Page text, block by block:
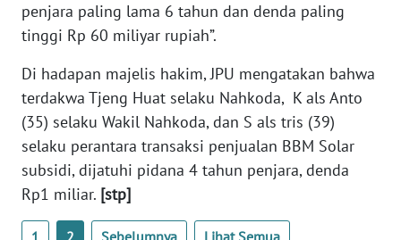
penjara paling lama 6 tahun dan denda paling
tinggi Rp 60 miliyar rupiah”.
Di hadapan majelis hakim, JPU mengatakan bahwa
terdakwa Tjeng Huat selaku Nahkoda, K als Anto
(35) selaku Wakil Nahkoda, dan S als tris (39)
selaku perantara transaksi penjualan BBM Solar
subsidi, dijatuhi pidana 4 tahun penjara, denda
Rp1 miliar. [stp]
WN
JATIM
WN
BALI
WN
KALBAR
WN
KALTENG